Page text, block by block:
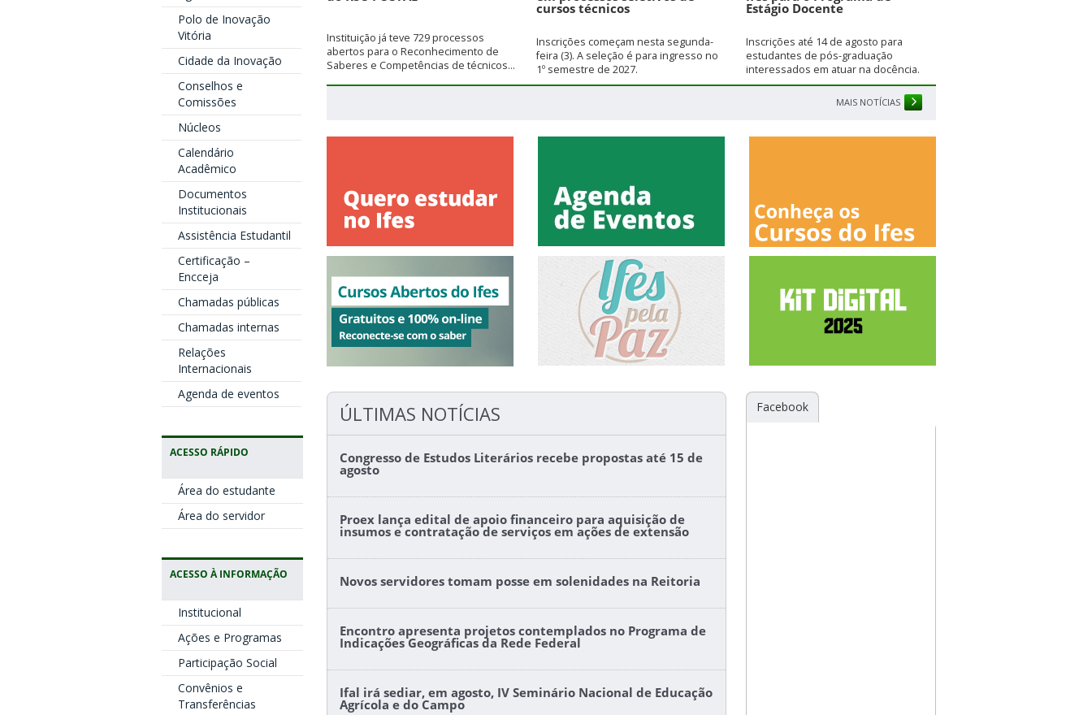
Polo de Inovação
Vitória
Cidade da Inovação
Conselhos e
Comissões
Núcleos
Calendário
Acadêmico
Documentos
Institucionais
Assistência Estudantil
Certificação –
Encceja
Chamadas públicas
Chamadas internas
Relações
Internacionais
Agenda de eventos
ACESSO RÁPIDO
Área do estudante
Área do servidor
ACESSO À INFORMAÇÃO
Institucional
Ações e Programas
Participação Social
Convênios e
Transferências
Instituição já teve 729 processos
abertos para o Reconhecimento de
Saberes e Competências de técnicos...
cursos técnicos
Inscrições começam nesta segunda-
feira (3). A seleção é para ingresso no
1º semestre de 2027.
Estágio Docente
Inscrições até 14 de agosto para
estudantes de pós-graduação
interessados em atuar na docência.
MAIS NOTÍCIAS
ÚLTIMAS NOTÍCIAS
Congresso de Estudos Literários recebe propostas até 15 de
agosto
Proex lança edital de apoio financeiro para aquisição de
insumos e contratação de serviços em ações de extensão
Novos servidores tomam posse em solenidades na Reitoria
Encontro apresenta projetos contemplados no Programa de
Indicações Geográficas da Rede Federal
Ifal irá sediar, em agosto, IV Seminário Nacional de Educação
Agrícola e do Campo
Facebook